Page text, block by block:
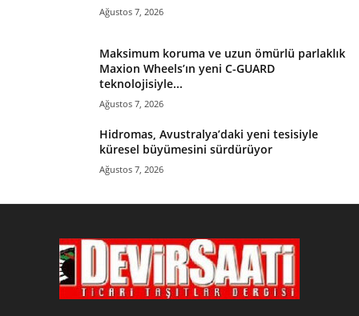
Ağustos 7, 2026
Maksimum koruma ve uzun ömürlü parlaklık
Maxion Wheels’ın yeni C-GUARD
teknolojisiyle...
Ağustos 7, 2026
Hidromas, Avustralya’daki yeni tesisiyle
küresel büyümesini sürdürüyor
Ağustos 7, 2026